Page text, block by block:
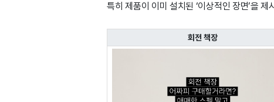
특히 제품이 이미 설치된 ‘이상적인 장면’을
회전 책장